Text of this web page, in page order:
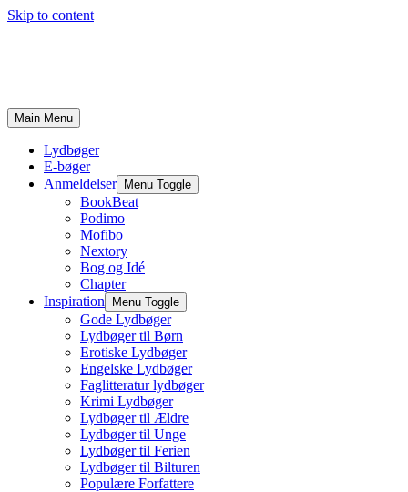
Skip to content
Main Menu
Lydbøger
E-bøger
Anmeldelser
Menu Toggle
BookBeat
Podimo
Mofibo
Nextory
Bog og Idé
Chapter
Inspiration
Menu Toggle
Gode Lydbøger
Lydbøger til Børn
Erotiske Lydbøger
Engelske Lydbøger
Faglitteratur lydbøger
Krimi Lydbøger
Lydbøger til Ældre
Lydbøger til Unge
Lydbøger til Ferien
Lydbøger til Bilturen
Populære Forfattere